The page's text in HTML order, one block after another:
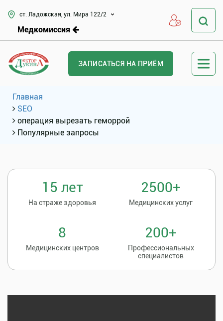
ст. Ладожская, ул. Мира 122/2
Медкомиссия
ЗАПИСАТЬСЯ НА ПРИЁМ
Главная
SEO
операция вырезать геморрой
Популярные запросы
15 лет
На страже здоровья
2500+
Медицинских услуг
8
Медицинских центров
200+
Профессиональных
специалистов